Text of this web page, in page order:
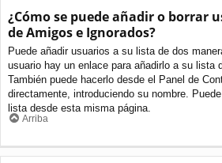
¿Cómo se puede añadir o borrar
de Amigos e Ignorados?
Puede añadir usuarios a su lista de dos
usuario hay un enlace para añadirlo a su lista
También puede hacerlo desde el Panel de
directamente, introduciendo su nombre.
lista desde esta misma página.
Arriba